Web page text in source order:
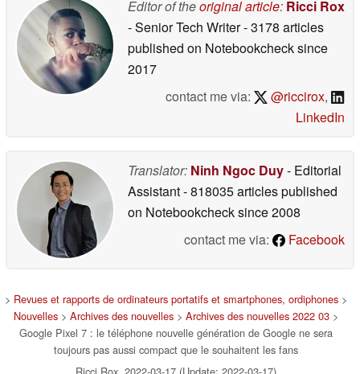
Editor of theoriginal article: Ricci Rox
- Senior Tech Writer- 3178 articles
published on Notebookchecksince
2017
contact me via:
@riccirox,
LinkedIn
Translator: Ninh Ngoc Duy- Editorial
Assistant- 818035 articles published
on Notebookchecksince 2008
contact me via:
Facebook
> Revues et rapports de ordinateurs portatifs et smartphones, ordiphones >
Nouvelles > Archives des nouvelles > Archives des nouvelles 2022 03 >
Google Pixel 7 : le téléphone nouvelle génération de Google ne sera
toujours pas aussi compact que le souhaitent les fans
Ricci Rox, 2022-03-17 (Update: 2022-03-17)